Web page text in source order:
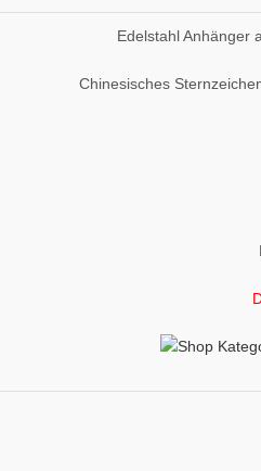
Edelstahl Anhänger
Chinesisches